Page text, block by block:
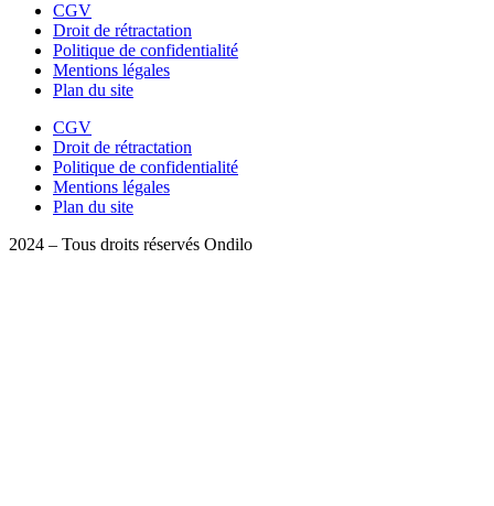
CGV
Droit de rétractation
Politique de confidentialité
Mentions légales
Plan du site
CGV
Droit de rétractation
Politique de confidentialité
Mentions légales
Plan du site
2024 – Tous droits réservés Ondilo